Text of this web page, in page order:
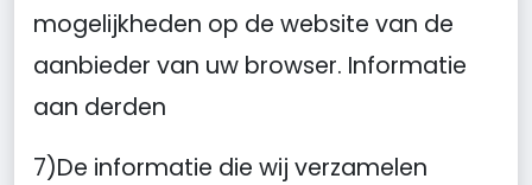
mogelijkheden op de website van de
aanbieder van uw browser. Informatie
aan derden
7)De informatie die wij verzamelen